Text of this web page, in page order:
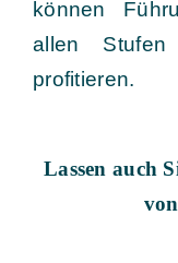
können
allen
profitieren.
Lassen auch